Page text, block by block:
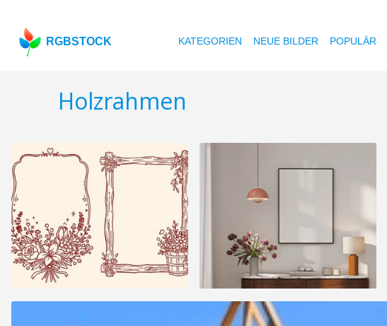
RGBSTOCK KATEGORIEN NEUE BILDER POPULÄR
Holzrahmen